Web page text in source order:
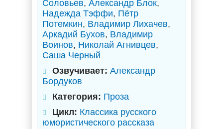
Соловьев, Александр Блок,
Надежда Тэффи, Пётр
Потемкин, Владимир Лихачев,
Аркадий Бухов, Владимир
Воинов, Николай Агнивцев,
Саша Черный
Озвучивает: Александр
Бордуков
Категория: Проза
Цикл: Классика русского
юмористического рассказа